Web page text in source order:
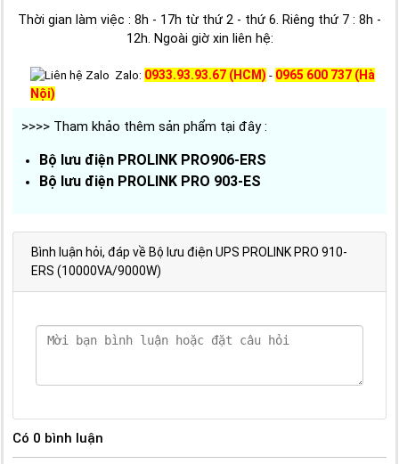
Thời gian làm việc : 8h - 17h từ thứ 2 - thứ 6. Riêng thứ 7 : 8h -
12h. Ngoài giờ xin liên hệ:
Zalo: 0933.93.93.67 (HCM) - 0965 600 737 (Hà
Nội)
>>>> Tham khảo thêm sản phẩm tại đây :
Bộ lưu điện PROLINK PRO906-ERS
Bộ lưu điện PROLINK PRO 903-ES
Bình luận hỏi, đáp về Bộ lưu điện UPS PROLINK PRO 910-
ERS (10000VA/9000W)
Có 0 bình luận